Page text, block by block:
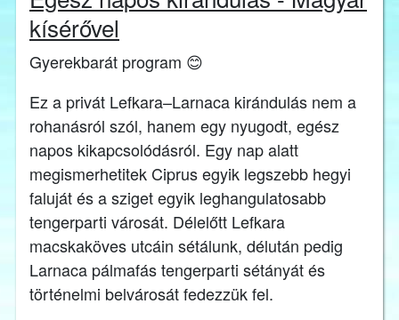
kísérővel
Gyerekbarát program 😊
Ez a privát Lefkara–Larnaca kirándulás nem a
rohanásról szól, hanem egy nyugodt, egész
napos kikapcsolódásról. Egy nap alatt
megismerhetitek Ciprus egyik legszebb hegyi
faluját és a sziget egyik leghangulatosabb
tengerparti városát. Délelőtt Lefkara
macskaköves utcáin sétálunk, délután pedig
Larnaca pálmafás tengerparti sétányát és
történelmi belvárosát fedezzük fel.